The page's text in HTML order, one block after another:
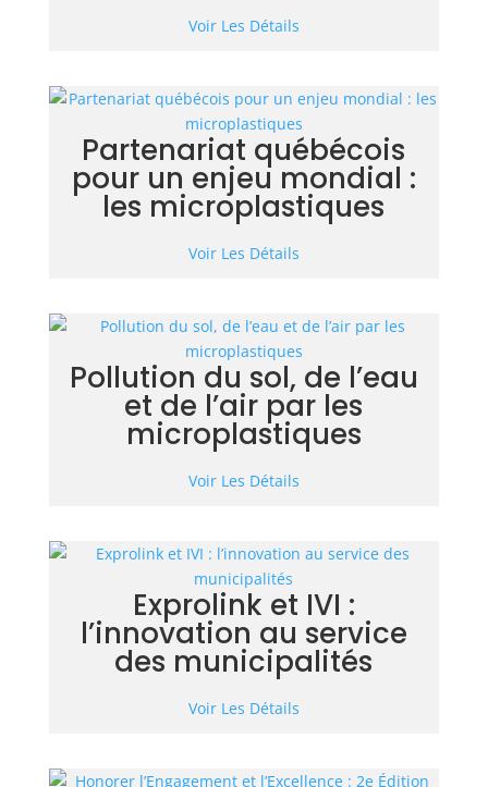
Voir Les Détails
Partenariat québécois
pour un enjeu mondial :
les microplastiques
Voir Les Détails
Pollution du sol, de l’eau
et de l’air par les
microplastiques
Voir Les Détails
Exprolink et IVI :
l’innovation au service
des municipalités
Voir Les Détails